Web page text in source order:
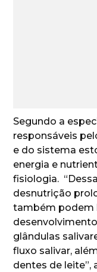
Segundo a
responsáveis
e do sistema
energia e
fisiologia.
desnutrição
também podem
glândulas
fluxo salivar,
dentes de leite”,